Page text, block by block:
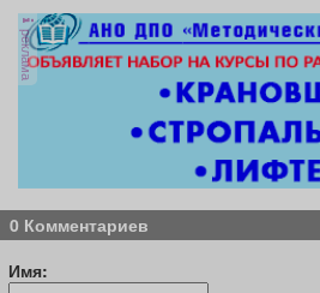
реклама
0 Комментариев
Имя: